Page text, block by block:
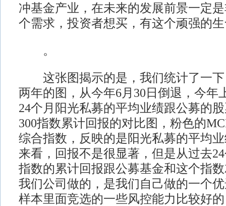
冲基金产业，在未来的发展前景一定
个需求，投资者想买，有这个顽强的
。
这张图揭示的是，我们统计了一下
两年的图，从今年6月30日倒退，今年
24个月阳光私募的平均业绩跟公募的
300指数累计回报的对比图，粉色的
综合指数，反映的是阳光私募的平均
来看，回报不是很显著，但是从过去
指数的累计回报跟公募基金和这个指
我们公司做的，是我们自己做的一个
样本里面竞选的一些风控能力比较好